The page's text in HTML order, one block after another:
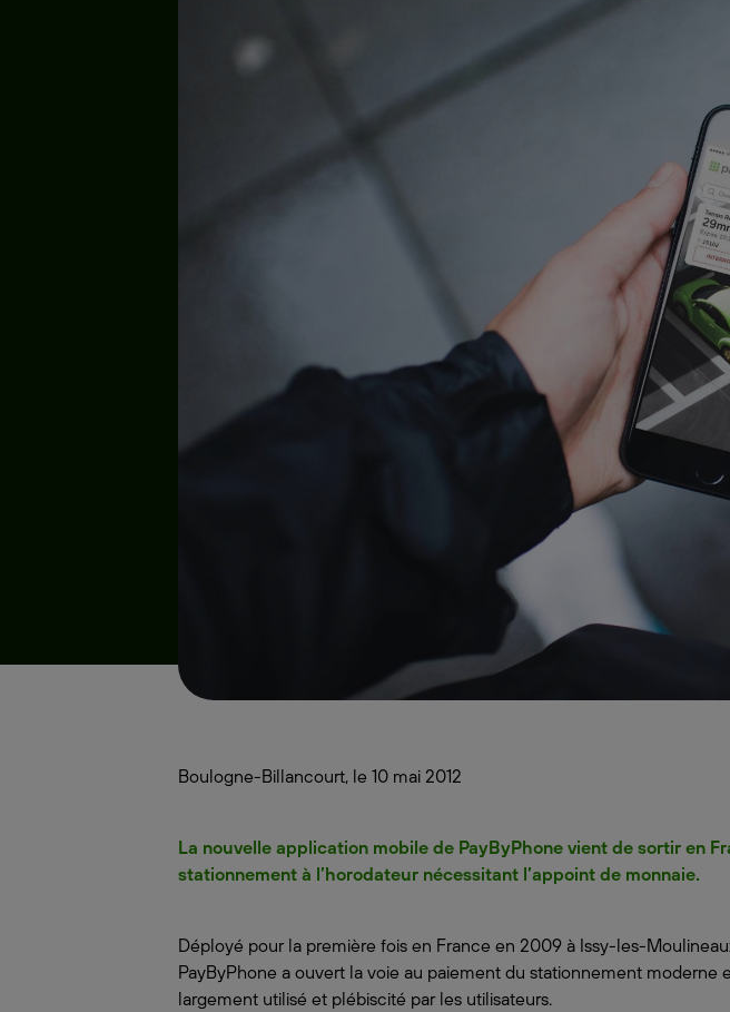
Boulogne-Billancourt, le 10 mai 2012
La nouvelle application mobile de PayByPhone vient de sortir en
stationnement à l’horodateur nécessitant l’appoint de monnaie.
Déployé pour la première fois en France en 2009 à Issy-les-
PayByPhone a ouvert la voie au paiement du stationnement
largement utilisé et plébiscité par les utilisateurs.